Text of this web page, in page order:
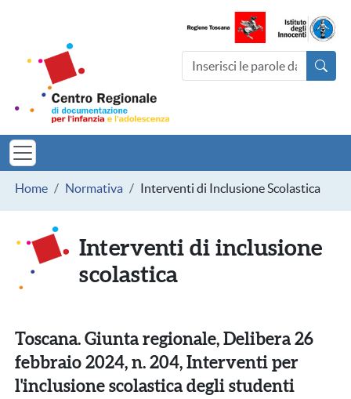
Centro Regionale di
Cerca nel sito
Briciole di pane
Home Normativa Interventi di Inclusione Scolastica
Interventi di inclusione
scolastica
Toscana. Giunta regionale, Delibera 26
febbraio 2024, n. 204, Interventi per
l'inclusione scolastica degli studenti